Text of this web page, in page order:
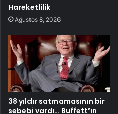
Hareketlilik
Ağustos 8, 2026
38 yıldır satmamasının bir
sebebi vardı… Buffett’ın